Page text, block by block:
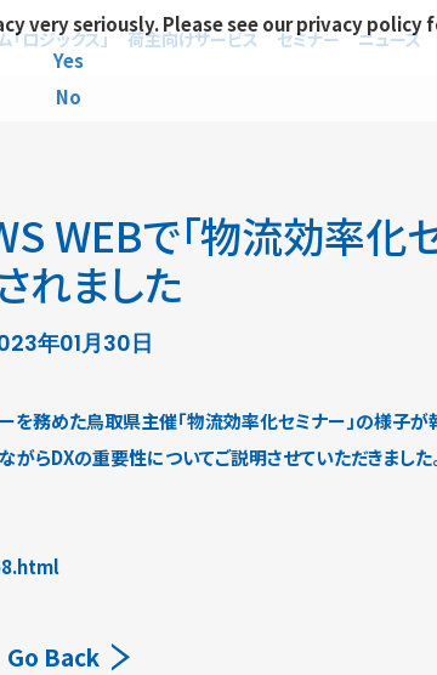
ロジックス」 荷主向けサービス セミナー ニュース
WEBで「物流効率化
れました
年01月30日
務めた鳥取県主催「物流効率化セミナー」の様子が
がらDXの重要性についてご説明させていただきました
Go Back
very seriously. Please see our privacy policy
Yes
No